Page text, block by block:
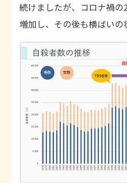
続けましたが、コロナ禍の
増加し、その後も横ばいの